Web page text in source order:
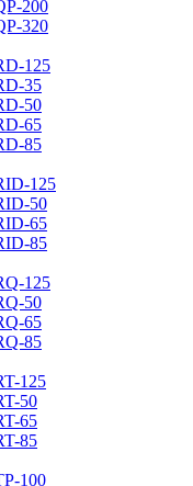
200
320
125
35
50
65
85
125
50
65
85
125
50
65
85
125
50
65
85
100